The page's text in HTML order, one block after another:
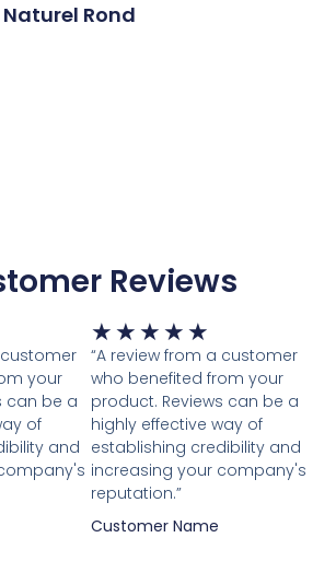
Rond
Reviews
Waardering
customer
your
can be a
of
and
★ ★ ★ ★ ★
5
van
5
“A review from a customer
who benefited from your
product. Reviews can be a
highly effective way of
establishing credibility and
increasing your company's
reputation.”
Customer Name